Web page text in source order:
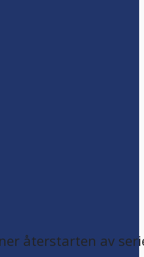
återstarten av